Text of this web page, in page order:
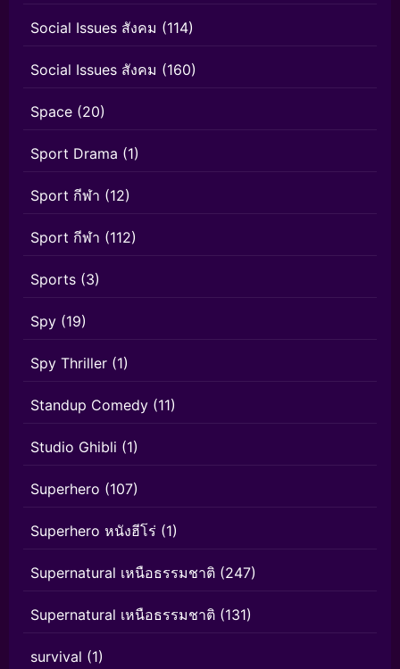
Social Issues สังคม (114)
Social Issues สังคม (160)
Space (20)
Sport Drama (1)
Sport กีฬา (12)
Sport กีฬา (112)
Sports (3)
Spy (19)
Spy Thriller (1)
Standup Comedy (11)
Studio Ghibli (1)
Superhero (107)
Superhero หนังฮีโร่ (1)
Supernatural เหนือธรรมชาติ (247)
Supernatural เหนือธรรมชาติ (131)
survival (1)